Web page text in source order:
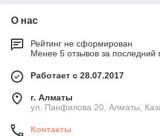
О нас
Рейтинг не сформирован
Менее 5 отзывов за последний
Работает с 28.07.2017
г. Алматы
ул. Панфилова 20, Алматы,
Контакты